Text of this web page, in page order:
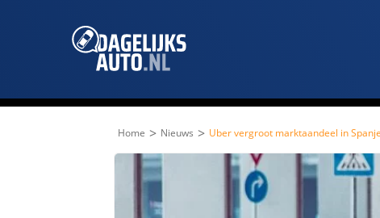
Home > Nieuws > Uber vergroot marktaandeel in